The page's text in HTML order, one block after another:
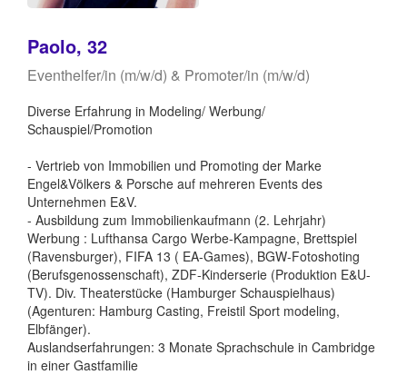
Paolo, 32
Eventhelfer/in (m/w/d) & Promoter/in (m/w/d)
Diverse Erfahrung in Modeling/ Werbung/
Schauspiel/Promotion
- Vertrieb von Immobilien und Promoting der Marke
Engel&Völkers & Porsche auf mehreren Events des
Unternehmen E&V.
- Ausbildung zum Immobilienkaufmann (2. Lehrjahr)
Werbung : Lufthansa Cargo Werbe-Kampagne, Brettspiel
(Ravensburger), FIFA 13 ( EA-Games), BGW-Fotoshoting
(Berufsgenossenschaft), ZDF-Kinderserie (Produktion E&U-
TV). Div. Theaterstücke (Hamburger Schauspielhaus)
(Agenturen: Hamburg Casting, Freistil Sport modeling,
Elbfänger).
Auslandserfahrungen: 3 Monate Sprachschule in Cambridge
in einer Gastfamilie